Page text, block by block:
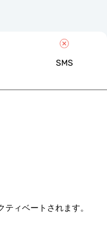
SMS
ィベートされます。